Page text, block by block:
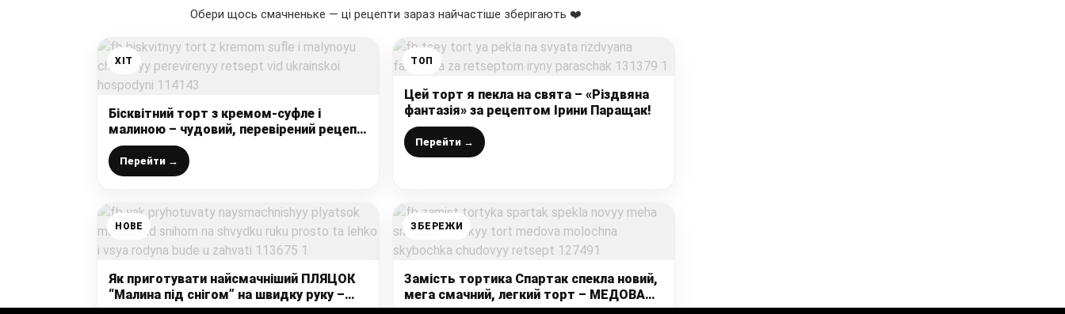
Обери щось смачненьке — ці рецепти зараз найчастіше зберігають ❤️
ХІТ
Бісквітний торт з кремом-суфле і
малиною – чудовий, перевірений рецепт
від української господині
Перейти →
ТОП
Цей торт я пекла на свята – «Різдвяна
фантазія» за рецептом Ірини Паращак!
Перейти →
НОВЕ
Як приготувати найсмачніший ПЛЯЦОК
“Малина під снігом” на швидку руку –
просто та легко, і вся родина буде у
ЗБЕРЕЖИ
Замість тортика Спартак спекла новий,
мега смачний, легкий торт – МЕДОВА
МОЛОЧНА СКИБОЧКА! Чудовий рецепт!